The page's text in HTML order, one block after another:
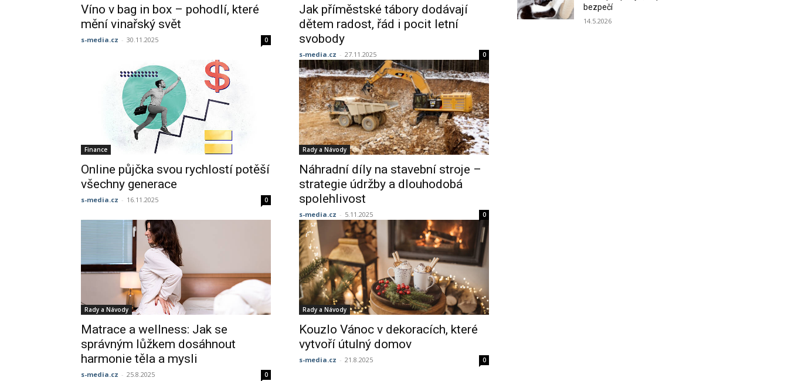
Víno v bag in box – pohodlí, které
mění vinařský svět
s-media.cz - 30.11.2025 0
Jak příměstské tábory dodávají
dětem radost, řád i pocit letní
svobody
s-media.cz - 27.11.2025 0
Finance
Online půjčka svou rychlostí potěší
všechny generace
s-media.cz - 16.11.2025 0
Rady a Návody
Náhradní díly na stavební stroje –
strategie údržby a dlouhodobá
spolehlivost
s-media.cz - 5.11.2025 0
Rady a Návody
Matrace a wellness: Jak se
správným lůžkem dosáhnout
harmonie těla a mysli
s-media.cz - 25.8.2025 0
Rady a Návody
Kouzlo Vánoc v dekoracích, které
vytvoří útulný domov
s-media.cz - 21.8.2025 0
bezpečí
14.5.2026